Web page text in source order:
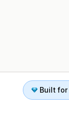
Built for